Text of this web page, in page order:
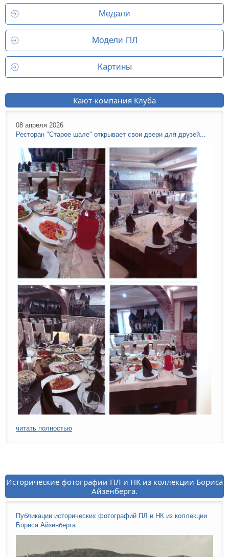
Медали
Модели ПЛ
Картины
Кают-компания Клуба
08 апреля 2026
Ресторан "Старое шале" открывает свои двери для друзей...
читать полностью
Исторические фотографии ПЛ и НК из коллекции Бориса
Айзенберга.
Публикации исторических фотографий ПЛ и НК из коллекции
Бориса Айзенберга